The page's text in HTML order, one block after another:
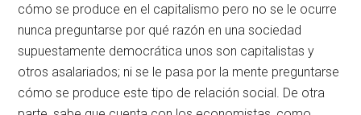
cómo se produce en el capitalismo pero no se le ocurre
nunca preguntarse por qué razón en una sociedad
supuestamente democrática unos son capitalistas y
otros asalariados; ni se le pasa por la mente preguntarse
cómo se produce este tipo de relación social. De otra